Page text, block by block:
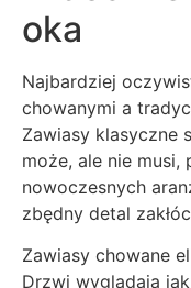
oka
Najbardziej
chowanymi a
Zawiasy klasyczne
może, ale nie
nowoczesnych
zbędny detal
Zawiasy chowane
Drzwi wyglądają